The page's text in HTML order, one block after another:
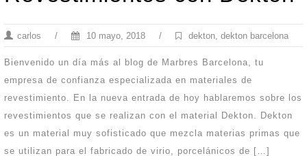
carlos / 10 mayo, 2018 / dekton, dekton barcelona
Bienvenido un día más al blog de Marbres Barcelona, tu
empresa de confianza especializada en materiales de
revestimiento. En la nueva entrada de hoy hablaremos sobre los
revestimientos que se realizan con el material Dekton. Dekton
es un material muy sofisticado que mezcla materias primas que
se utilizan para el fabricado de virio, porcelánicos de […]